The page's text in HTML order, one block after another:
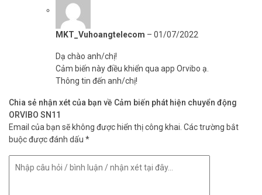
MKT_Vuhoangtelecom – 01/07/2022
Dạ chào anh/chị!
Cảm biến này điều khiển qua app Orvibo ạ.
Thông tin đến anh/chị!
Chia sẻ nhận xét của bạn về Cảm biến phát hiện chuyển động
ORVIBO SN11
Email của bạn sẽ không được hiển thị công khai. Các trường bắt
buộc được đánh dấu *